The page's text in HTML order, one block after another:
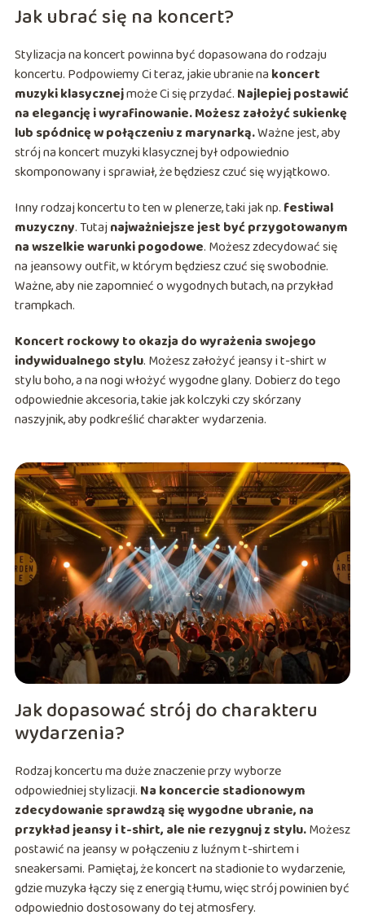
Jak ubrać się na koncert?
Stylizacja na koncert powinna być dopasowana do rodzaju
koncertu. Podpowiemy Ci teraz, jakie ubranie na koncert
muzyki klasycznejmoże Ci się przydać. Najlepiej postawić
na elegancję i wyrafinowanie. Możesz założyć sukienkę
lub spódnicę w połączeniu z marynarką.Ważne jest, aby
strój na koncert muzyki klasycznej był odpowiednio
skomponowany i sprawiał, że będziesz czuć się wyjątkowo.
Inny rodzaj koncertu to ten w plenerze, taki jak np. festiwal
muzyczny. Tutajnajważniejsze jest być przygotowanym
na wszelkie warunki pogodowe. Możesz zdecydować się
na jeansowy outfit, w którym będziesz czuć się swobodnie.
Ważne, aby nie zapomnieć o wygodnych butach, na przykład
trampkach.
Koncert rockowy to okazja do wyrażenia swojego
indywidualnego stylu. Możesz założyć jeansy i t-shirt w
stylu boho, a na nogi włożyć wygodne glany. Dobierz do tego
odpowiednie akcesoria, takie jak kolczyki czy skórzany
naszyjnik, aby podkreślić charakter wydarzenia.
Jak dopasować strój do charakteru
wydarzenia?
Rodzaj koncertu ma duże znaczenie przy wyborze
odpowiedniej stylizacji. Na koncercie stadionowym
zdecydowanie sprawdzą się wygodne ubranie, na
przykład jeansy i t-shirt, ale nie rezygnuj z stylu.Możesz
postawić na jeansy w połączeniu z luźnym t-shirtem i
sneakersami. Pamiętaj, że koncert na stadionie to wydarzenie,
gdzie muzyka łączy się z energią tłumu, więc strój powinien być
odpowiednio dostosowany do tej atmosfery.